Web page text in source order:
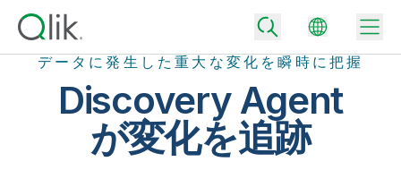
データに発生した重大な変化を瞬時に把握
Discovery Agent
が変化を追跡